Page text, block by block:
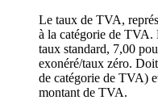
Le taux de TVA,
à la catégorie de
taux standard, 7,00
exonéré/taux zéro.
de catégorie de TVA)
montant de TVA.